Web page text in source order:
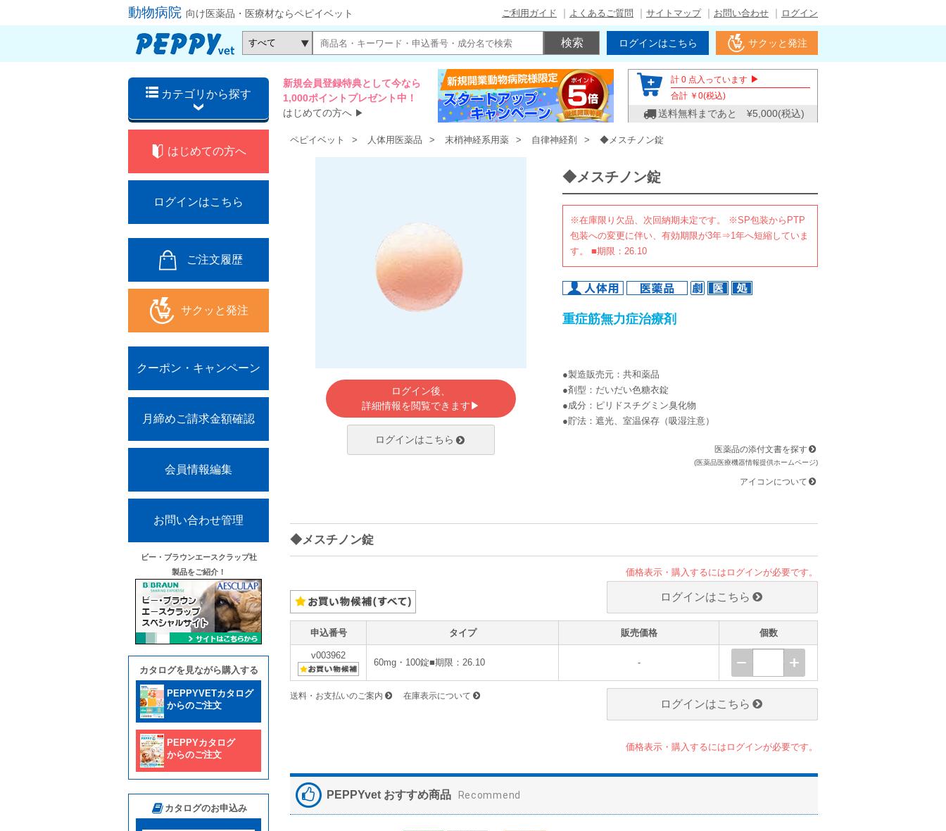
動物病院 向け医薬品・医療材ならペピイベット ご利用ガイド よくあるご質問 サイトマップ お問い合わせ ログイン
ログインはこちら サクッと発注
カテゴリから探す
新規会員登録特典として今なら
1,000ポイントプレゼント中！
はじめての方へ ▶
計 0 点入っています ▶
合計 ￥ 0(税込)
送料無料まであと ¥5,000(税込)
はじめての方へ
ログインはこちら
ご注文履歴
サクッと発注
クーポン・キャンペーン
月締めご請求金額確認
会員情報編集
お問い合わせ管理
ビー・ブラウンエースクラップ社
製品をご紹介！
カタログを見ながら購入する
PEPPYVETカタログ
からのご注文
PEPPYカタログ
からのご注文
カタログのお申込み
ペピイベット 人体用医薬品 末梢神経系用薬 自律神経剤 ◆メスチノン錠
ログイン後、
詳細情報を閲覧できます▶
ログインはこちら
◆メスチノン錠
※在庫限り欠品、次回納期未定です。 ※SP包装からPTP
包装への変更に伴い、有効期限が3年⇒1年へ短縮していま
す。 ■期限：26.10
重症筋無力症治療剤
●製造販売元：共和薬品
●剤型：だいだい色糖衣錠
●成分：ピリドスチグミン臭化物
●貯法：遮光、室温保存（吸湿注意）
医薬品の添付文書を探す
(医薬品医療機器情報提供ホームページ)
アイコンについて
◆メスチノン錠
価格表示・購入するにはログインが必要です。
ログインはこちら
申込番号 タイプ 販売価格 個数
v003962
60mg・100錠■期限：26.10 -
送料・お支払いのご案内 在庫表示について
ログインはこちら
価格表示・購入するにはログインが必要です。
PEPPYvet おすすめ商品 Recommend